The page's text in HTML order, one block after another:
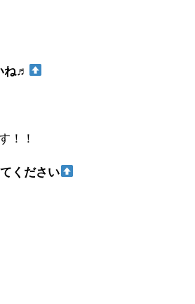
ね♬
！！
ください